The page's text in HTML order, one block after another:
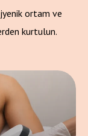
ortam ve
kurtulun.